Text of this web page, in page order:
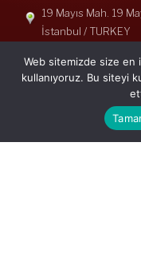
19 Mayıs Mah. 19
İstanbul / TURKEY
Telefon: +90(212)
Telefon: +90(212)
info@erisymm.com
Web sitemizde size en
kullanıyoruz. Bu siteyi